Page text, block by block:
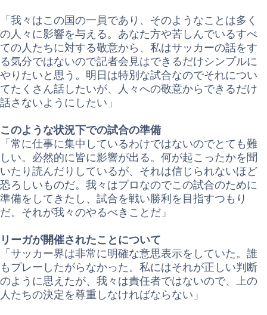
「我々はこの国の一員であり、そのようなことは多く
の人々に影響を与える。あなた方や苦しんでいるすべ
ての人たちに対する敬意から、私はサッカーの話をす
る気分ではないので記者会見はできるだけシンプルに
やりたいと思う。明日は特別な試合なのでそれについ
てたくさん話したいが、人々への敬意からできるだけ
話さないようにしたい」
このような状況下での試合の準備
「常に仕事に集中しているわけではないのでとても難
しい。必然的に皆に影響が出る。何が起こったかを聞
いたり読んだりしているが、それは信じられないほど
恐ろしいものだ。我々はプロなのでこの試合のために
準備をしてきたし、試合を戦い勝利を目指すつもり
だ。それが我々のやるべきことだ」
リーガが開催されたことについて
「サッカー界は非常に明確な意思表示をしていた。誰
もプレーしたがらなかった。私にはそれが正しい判断
のように思えたが、我々は責任者ではないので、上の
人たちの決定を尊重しなければならない」